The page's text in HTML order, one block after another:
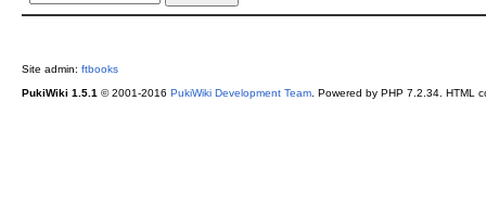
Site admin: ftbooks
PukiWiki 1.5.1© 2001-2016 PukiWiki Development Team. Powered by PHP 7.2.34. HTML